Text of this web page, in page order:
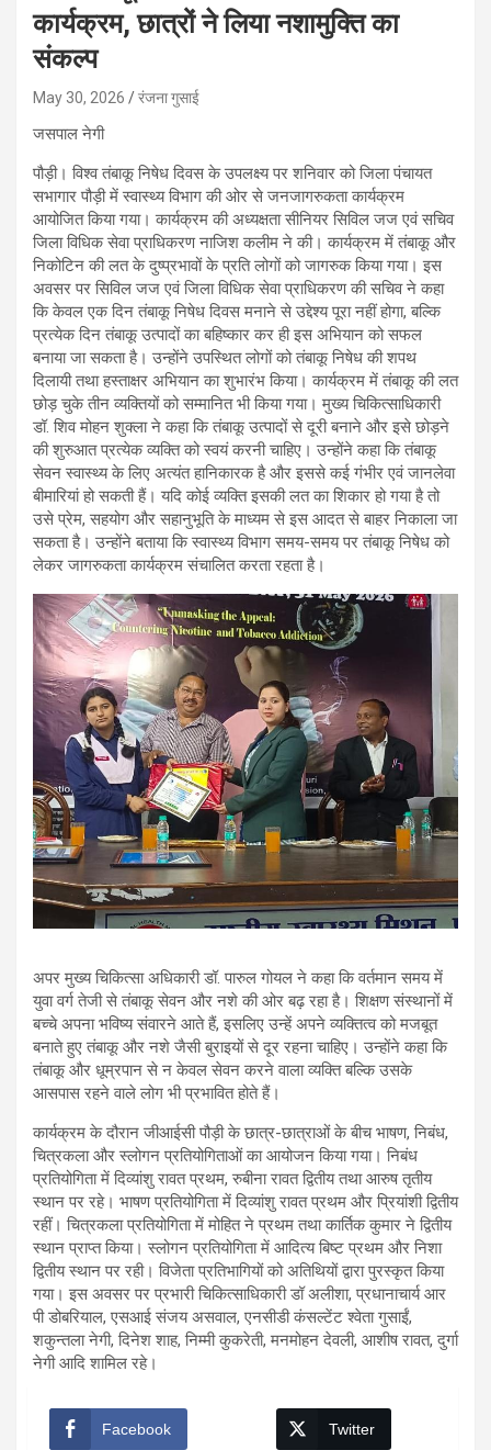
कार्यक्रम, छात्रों ने लिया नशामुक्ति का
संकल्प
May 30, 2026 रंजना गुसाई
जसपाल नेगी
पौड़ी। विश्व तंबाकू निषेध दिवस के उपलक्ष्य पर शनिवार को जिला पंचायत
सभागार पौड़ी में स्वास्थ्य विभाग की ओर से जनजागरुकता कार्यक्रम
आयोजित किया गया। कार्यक्रम की अध्यक्षता सीनियर सिविल जज एवं सचिव
जिला विधिक सेवा प्राधिकरण नाजिश कलीम ने की। कार्यक्रम में तंबाकू और
निकोटिन की लत के दुष्प्रभावों के प्रति लोगों को जागरुक किया गया। इस
अवसर पर सिविल जज एवं जिला विधिक सेवा प्राधिकरण की सचिव ने कहा
कि केवल एक दिन तंबाकू निषेध दिवस मनाने से उद्देश्य पूरा नहीं होगा, बल्कि
प्रत्येक दिन तंबाकू उत्पादों का बहिष्कार कर ही इस अभियान को सफल
बनाया जा सकता है। उन्होंने उपस्थित लोगों को तंबाकू निषेध की शपथ
दिलायी तथा हस्ताक्षर अभियान का शुभारंभ किया। कार्यक्रम में तंबाकू की लत
छोड़ चुके तीन व्यक्तियों को सम्मानित भी किया गया। मुख्य चिकित्साधिकारी
डॉ. शिव मोहन शुक्ला ने कहा कि तंबाकू उत्पादों से दूरी बनाने और इसे छोड़ने
की शुरुआत प्रत्येक व्यक्ति को स्वयं करनी चाहिए। उन्होंने कहा कि तंबाकू
सेवन स्वास्थ्य के लिए अत्यंत हानिकारक है और इससे कई गंभीर एवं जानलेवा
बीमारियां हो सकती हैं। यदि कोई व्यक्ति इसकी लत का शिकार हो गया है तो
उसे प्रेम, सहयोग और सहानुभूति के माध्यम से इस आदत से बाहर निकाला जा
सकता है। उन्होंने बताया कि स्वास्थ्य विभाग समय-समय पर तंबाकू निषेध को
लेकर जागरुकता कार्यक्रम संचालित करता रहता है।
अपर मुख्य चिकित्सा अधिकारी डॉ. पारुल गोयल ने कहा कि वर्तमान समय में
युवा वर्ग तेजी से तंबाकू सेवन और नशे की ओर बढ़ रहा है। शिक्षण संस्थानों में
बच्चे अपना भविष्य संवारने आते हैं, इसलिए उन्हें अपने व्यक्तित्व को मजबूत
बनाते हुए तंबाकू और नशे जैसी बुराइयों से दूर रहना चाहिए। उन्होंने कहा कि
तंबाकू और धूम्रपान से न केवल सेवन करने वाला व्यक्ति बल्कि उसके
आसपास रहने वाले लोग भी प्रभावित होते हैं।
कार्यक्रम के दौरान जीआईसी पौड़ी के छात्र-छात्राओं के बीच भाषण, निबंध,
चित्रकला और स्लोगन प्रतियोगिताओं का आयोजन किया गया। निबंध
प्रतियोगिता में दिव्यांशु रावत प्रथम, रुबीना रावत द्वितीय तथा आरुष तृतीय
स्थान पर रहे। भाषण प्रतियोगिता में दिव्यांशु रावत प्रथम और प्रियांशी द्वितीय
रहीं। चित्रकला प्रतियोगिता में मोहित ने प्रथम तथा कार्तिक कुमार ने द्वितीय
स्थान प्राप्त किया। स्लोगन प्रतियोगिता में आदित्य बिष्ट प्रथम और निशा
द्वितीय स्थान पर रही। विजेता प्रतिभागियों को अतिथियों द्वारा पुरस्कृत किया
गया। इस अवसर पर प्रभारी चिकित्साधिकारी डॉ अलीशा, प्रधानाचार्य आर
पी डोबरियाल, एसआई संजय असवाल, एनसीडी कंसल्टेंट श्वेता गुसाईं,
शकुन्तला नेगी, दिनेश शाह, निम्मी कुकरेती, मनमोहन देवली, आशीष रावत, दुर्गा
नेगी आदि शामिल रहे।
Facebook Twitter